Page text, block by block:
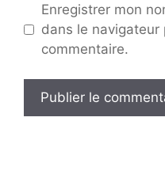
Enregistrer mon
dans le navigateur
commentaire.